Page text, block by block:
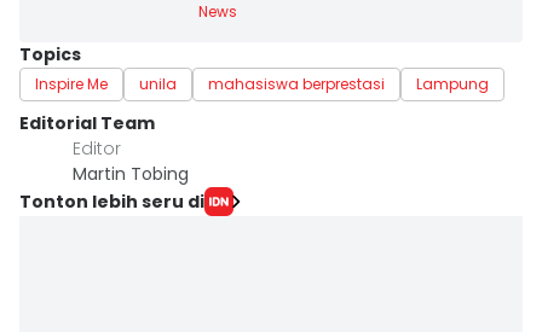
News
Topics
Inspire Me unila mahasiswa berprestasi Lampung
Editorial Team
Editor
Martin Tobing
Tonton lebih seru di